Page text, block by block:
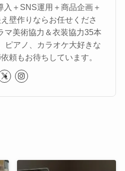
＋SNS運用＋商品企画＋
壁作りならお任せくださ
マ美術協力＆衣装協力35本
アノ、カラオケ大好きな
頼もお待ちしています。